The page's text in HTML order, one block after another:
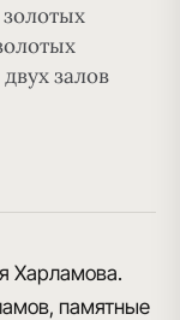
залов
Харламова.
памятные